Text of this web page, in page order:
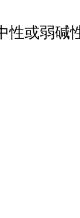
性或弱碱